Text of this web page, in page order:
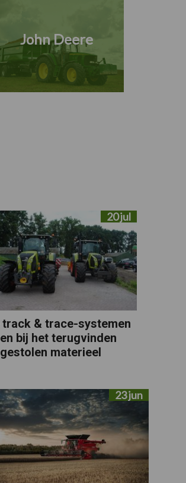
John Deere
20 jul
track & trace-systemen
bij het terugvinden
materieel
23 jun